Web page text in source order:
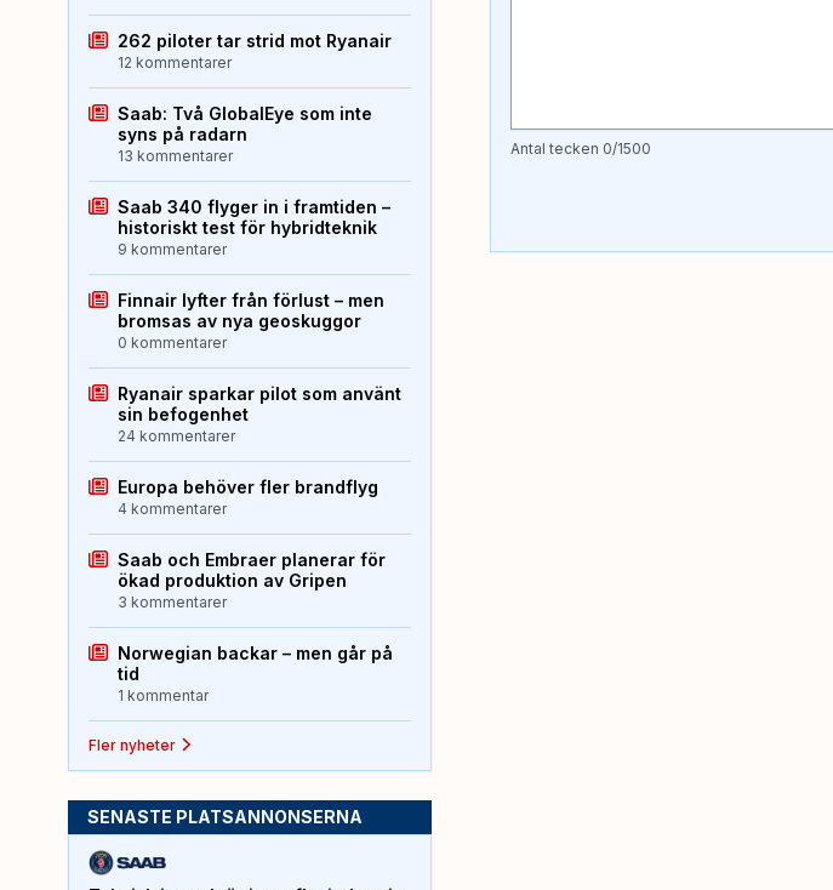
Antal tecken 0/1500
262 piloter tar strid mot Ryanair
12 kommentarer
Saab: Två GlobalEye som inte
syns på radarn
13 kommentarer
Saab 340 flyger in i framtiden –
historiskt test för hybridteknik
9 kommentarer
Finnair lyfter från förlust – men
bromsas av nya geoskuggor
0 kommentarer
Ryanair sparkar pilot som använt
sin befogenhet
24 kommentarer
Europa behöver fler brandflyg
4 kommentarer
Saab och Embraer planerar för
ökad produktion av Gripen
3 kommentarer
Norwegian backar – men går på
tid
1 kommentar
Fler nyheter
SENASTE PLATSANNONSERNA